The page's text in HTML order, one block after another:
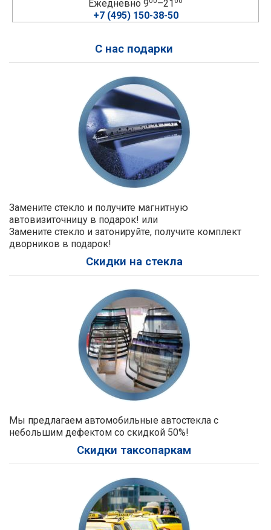
Ежедневно 9 –21
+7 (495) 150-38-50
С нас подарки
Замените стекло и получите магнитную
автовизиточницу в подарок! или
Замените стекло и затонируйте, получите комплект
дворников в подарок!
Скидки на стекла
Мы предлагаем автомобильные автостекла с
небольшим дефектом со скидкой 50%!
Скидки таксопаркам